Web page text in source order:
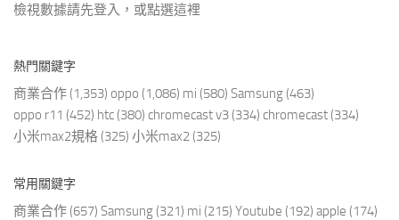
檢視數據請先登入，或點選這裡
熱門關鍵字
商業合作 (1,353) oppo (1,086) mi (580) Samsung (463)
oppo r11 (452) htc (380) chromecast v3 (334) chromecast (334)
小米max2規格 (325) 小米max2 (325)
常用關鍵字
商業合作 (657) Samsung (321) mi (215) Youtube (192) apple (174)